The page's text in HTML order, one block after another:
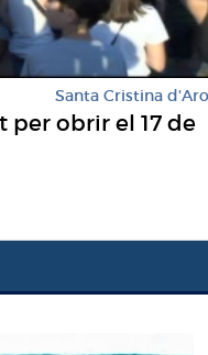
Santa Cristina d'Aro
per obrir el 17 de